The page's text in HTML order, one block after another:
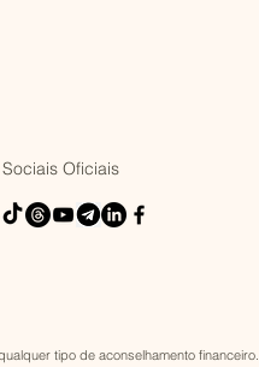
Oficiais
tipo de aconselhamento financeiro.